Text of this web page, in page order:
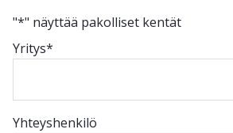
"*" näyttää pakolliset kentät
Yritys*
Yhteyshenkilö